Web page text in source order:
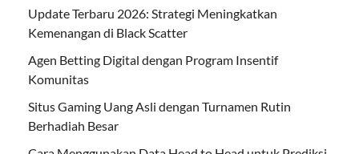
Update Terbaru 2026: Strategi Meningkatkan
Kemenangan di Black Scatter
Agen Betting Digital dengan Program Insentif
Komunitas
Situs Gaming Uang Asli dengan Turnamen Rutin
Berhadiah Besar